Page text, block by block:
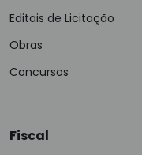
Editais de Licitação
Obras
Concursos
Fiscal